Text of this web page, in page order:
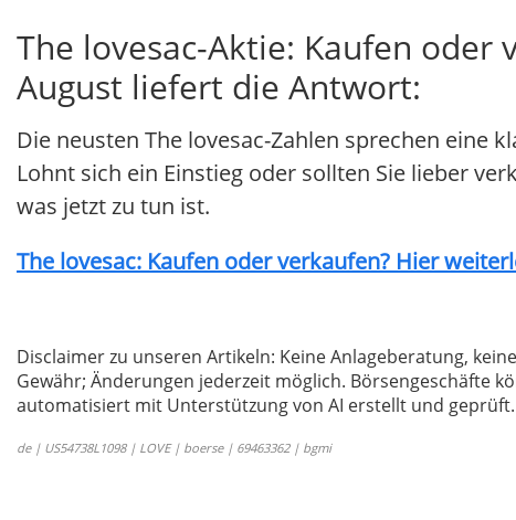
The lovesac-Aktie: Kaufen oder
August liefert die Antwort:
Die neusten The lovesac-Zahlen sprechen eine
Lohnt sich ein Einstieg oder sollten Sie lieber
was jetzt zu tun ist.
The lovesac: Kaufen oder verkaufen? Hier
Disclaimer zu unseren Artikeln: Keine Anlageberatung,
Gewähr; Änderungen jederzeit möglich. Börsengeschäfte
automatisiert mit Unterstützung von AI erstellt und geprüft.
de | US54738L1098 | LOVE | boerse | 69463362 | bgmi